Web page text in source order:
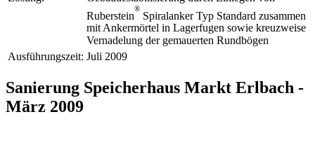
Ruberstein
®
Spiralanker Typ Standard zusammen
mit Ankermörtel in Lagerfugen sowie kreuzweise
Vernadelung der gemauerten Rundbögen
Ausführungszeit: Juli 2009
Sanierung Speicherhaus Markt Erlbach -
März 2009